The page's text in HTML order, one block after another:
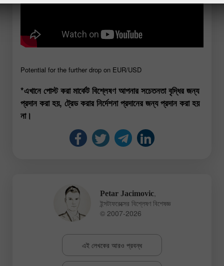
Potential for the further drop on EUR/USD
*এখানে পোস্ট করা মার্কেট বিশ্লেষণ আপনার সচেতনতা বৃদ্ধির জন্য
প্রদান করা হয়, ট্রেড করার নির্দেশনা প্রদানের জন্য প্রদান করা হয়
না।
Petar Jacimovic
ইন্সটাফরেক্সের বিশ্লেষণ বিশেষজ্ঞ
© 2007-2026
এই লেখকের আরও প্রবন্ধ